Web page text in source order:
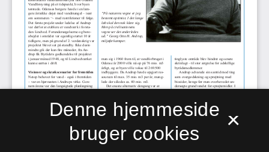
×
Denne hjemmeside
bruger cookies